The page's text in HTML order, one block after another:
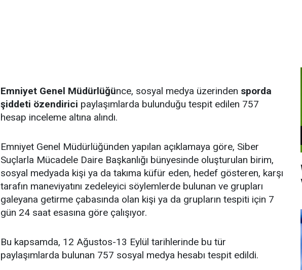
Emniyet Genel Müdürlüğünce, sosyal medya üzerinden sporda
şiddeti özendirici paylaşımlarda bulunduğu tespit edilen 757
hesap inceleme altına alındı.
Emniyet Genel Müdürlüğünden yapılan açıklamaya göre, Siber
Suçlarla Mücadele Daire Başkanlığı bünyesinde oluşturulan birim,
sosyal medyada kişi ya da takıma küfür eden, hedef gösteren, karşı
tarafın maneviyatını zedeleyici söylemlerde bulunan ve grupları
galeyana getirme çabasında olan kişi ya da grupların tespiti için 7
gün 24 saat esasına göre çalışıyor.
Bu kapsamda, 12 Ağustos-13 Eylül tarihlerinde bu tür
paylaşımlarda bulunan 757 sosyal medya hesabı tespit edildi.